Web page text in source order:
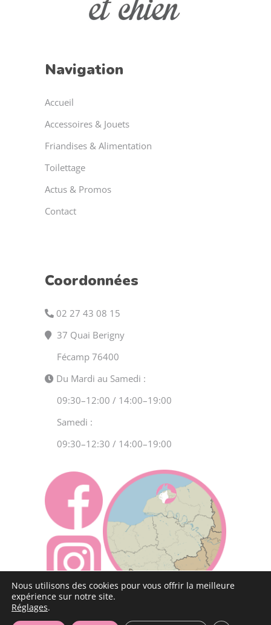
Navigation
Accueil
Accessoires & Jouets
Friandises & Alimentation
Toilettage
Actus & Promos
Contact
Coordonnées
02 27 43 08 15
37 Quai Berigny
Fécamp 76400
Du Mardi au Samedi :
09:30–12:00 / 14:00–19:00
Samedi :
09:30–12:30 / 14:00–19:00
Copyright 2020 Comme Chat et Chien | TOUS DROITS
Nous utilisons des cookies pour vous offrir la meilleure
expérience sur notre site.
Réglages.